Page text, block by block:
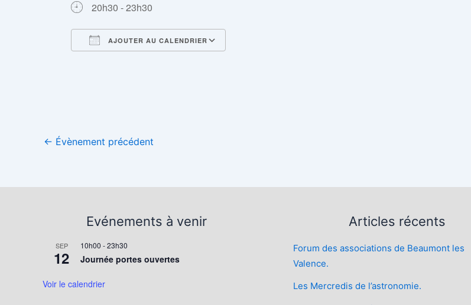
20h30 - 23h30
AJOUTER AU CALENDRIER
← Évènement précédent
Evénements à venir
SEP
12
10h00 -23h30
Journée portes ouvertes
Voir le calendrier
Articles récents
Forum des associations de Beaumont les
Valence.
Les Mercredis de l’astronomie.